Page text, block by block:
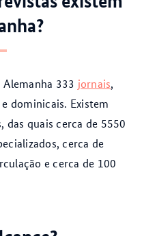
333 jornais,
dominicais. Existem
das quais cerca de 5550
cerca de
e cerca de 100